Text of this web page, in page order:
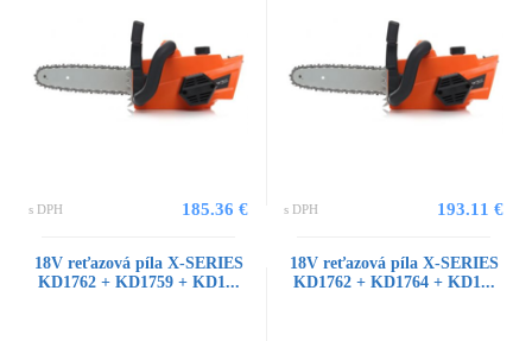
s DPH 185.36 € s DPH 193.11 €
18V reťazová píla X-SERIES
KD1762 + KD1759 + KD1...
18V reťazová píla X-SERIES
KD1762 + KD1764 + KD1...